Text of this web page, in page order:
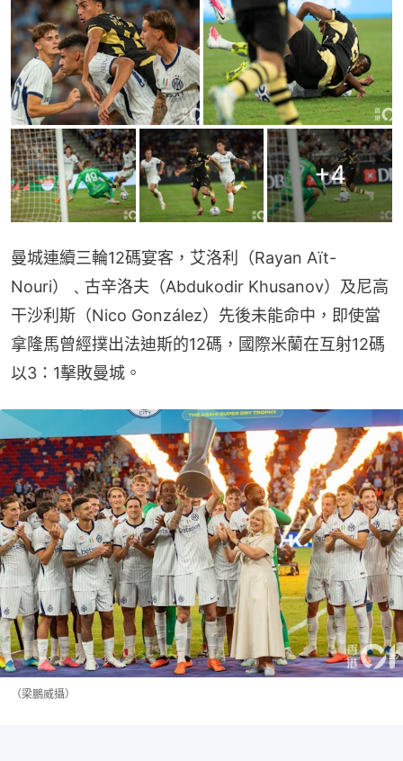
+4
曼城連續三輪12碼宴客，艾洛利（Rayan Aït-
Nouri）﹑古辛洛夫（Abdukodir Khusanov）及尼高
干沙利斯（Nico González）先後未能命中，即使當
拿隆馬曾經撲出法迪斯的12碼，國際米蘭在互射12碼
以3：1擊敗曼城。
（梁鵬威攝）